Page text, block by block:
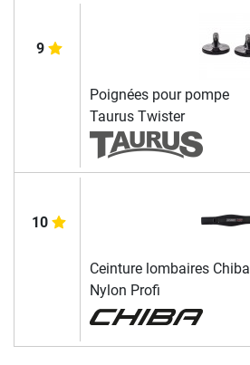
9
Poignées pour pompe
Taurus Twister
10
Ceinture lombaires Chiba
Nylon Profi